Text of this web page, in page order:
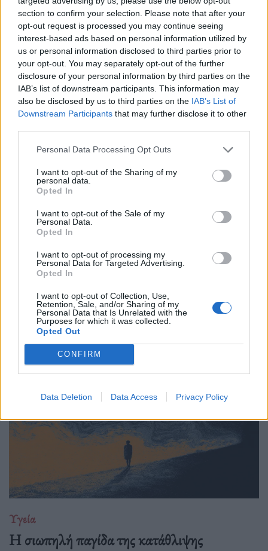
section to confirm your selection. Please note that after your
opt-out request is processed you may continue seeing
interest-based ads based on personal information utilized by
us or personal information disclosed to third parties prior to
your opt-out. You may separately opt-out of the further
disclosure of your personal information by third parties on the
IAB’s list of downstream participants. This information may
also be disclosed by us to third parties on the IAB’s List of
Downstream Participants that may further disclose it to other
Personal Data Processing Opt Outs
I want to opt-out of the Sharing of my
personal data.
Opted In
I want to opt-out of the Sale of my
Personal Data.
Opted In
I want to opt-out of processing my
Personal Data for Targeted Advertising.
Opted In
I want to opt-out of Collection, Use,
Retention, Sale, and/or Sharing of my
Personal Data that Is Unrelated with the
Purposes for which it was collected.
Opted Out
CONFIRM
Data Deletion Data Access Privacy Policy
συνεχίζουν να λειτουργούν σαν να βρισκόμαστε ακόμη στο
1994 και περιμένουμε αεράκι.
Κάταγμα κόπωσης: O αθόρυβος
καταλάβεις
Δεν έρχεται με θόρυβο, αλλά με επιμονή· το κάταγμα
κόπωσης είναι το μήνυμα του σώματος όταν η
υπερπροσπάθεια ξεπερνά τα όριά του.
Υγεία
Η σιωπηλή παγίδα της κατάθλιψης